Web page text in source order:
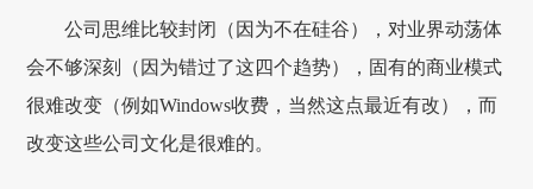
公司思维比较封闭（因为不在硅谷），对业界动荡体
会不够深刻（因为错过了这四个趋势），固有的商业模式
很难改变（例如Windows收费，当然这点最近有改），而
改变这些公司文化是很难的。